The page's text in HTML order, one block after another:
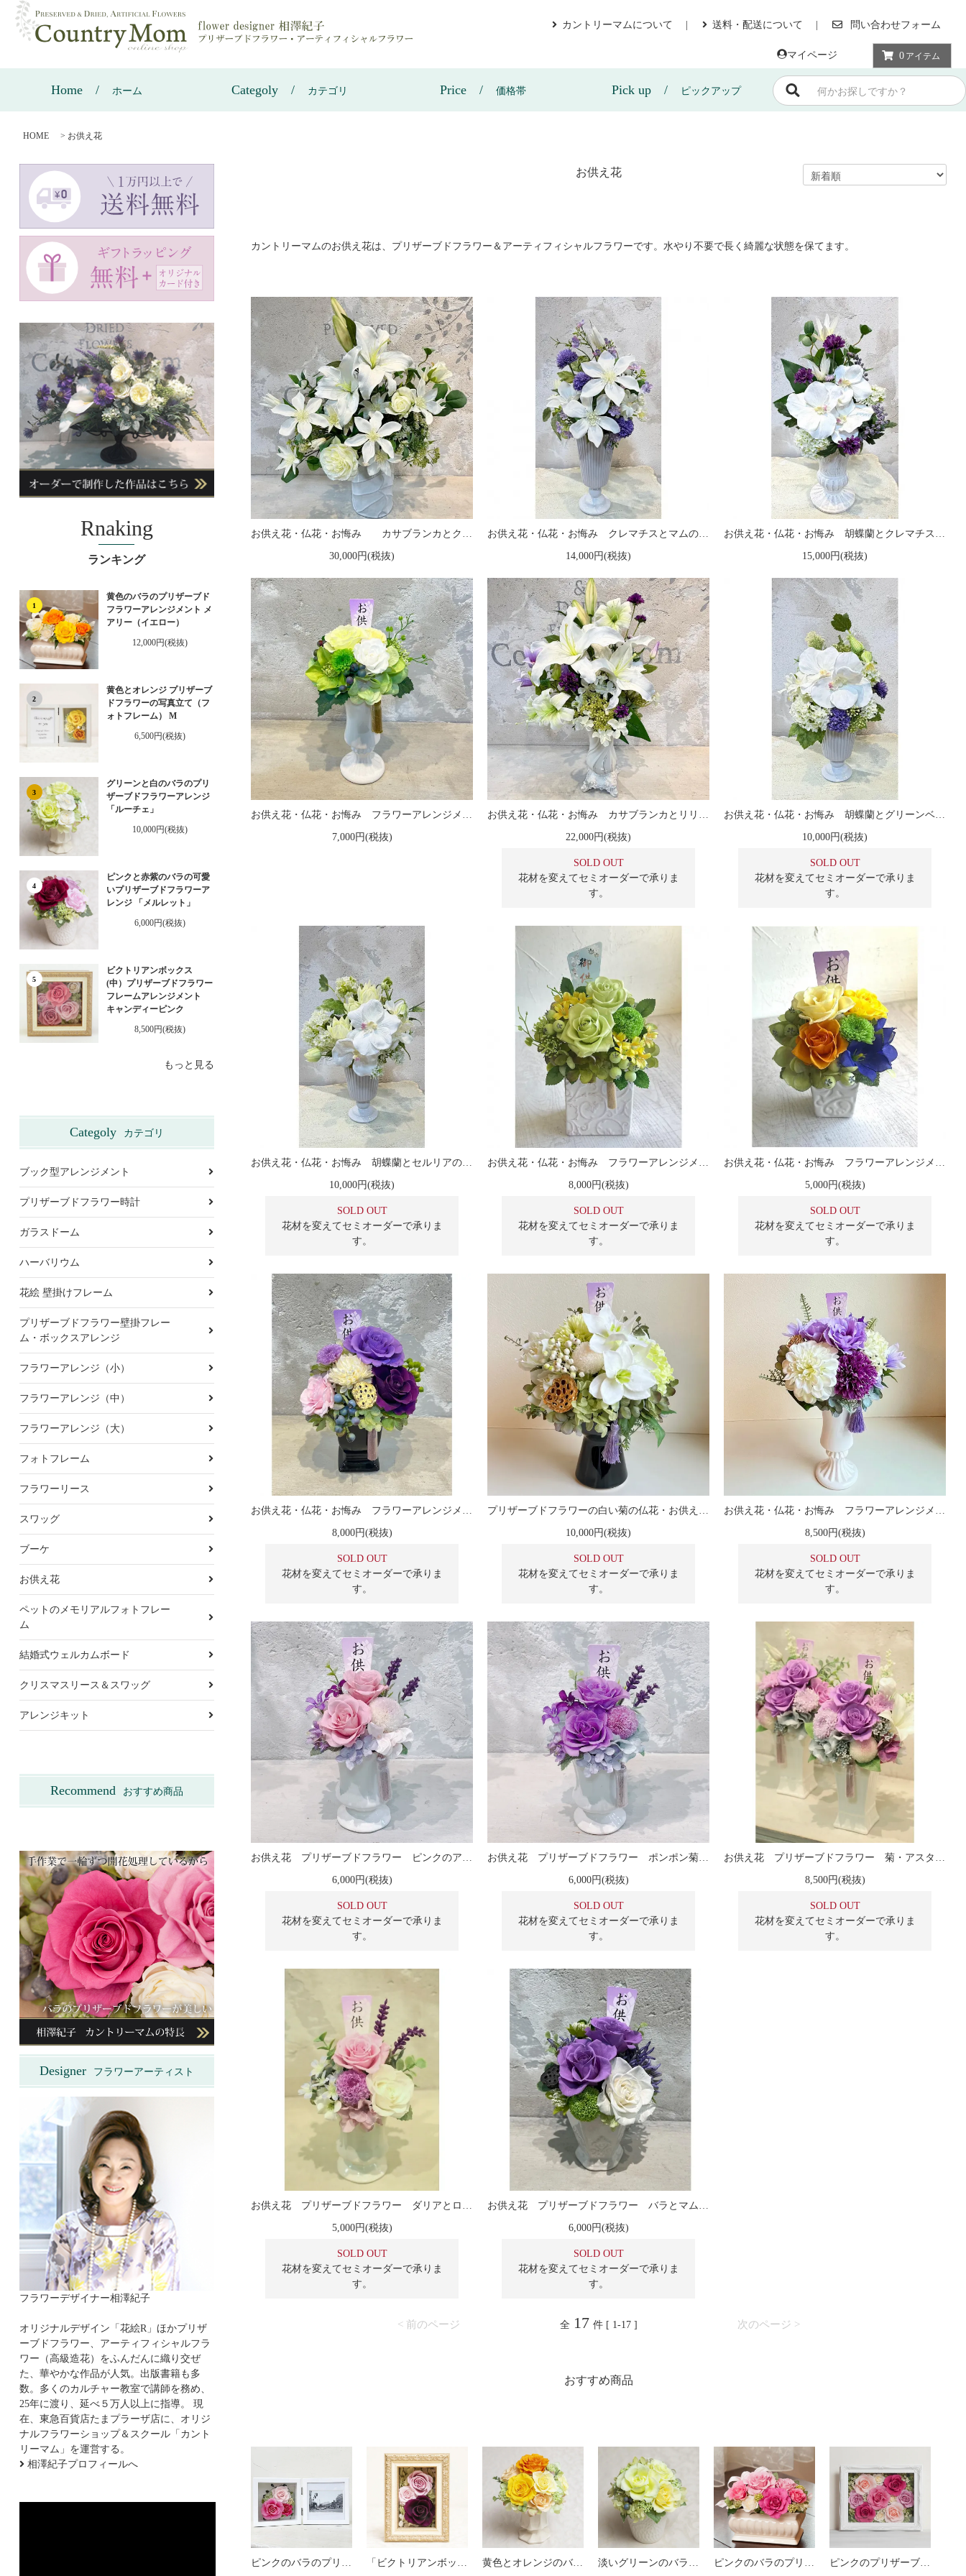
カントリーマムについて 送料・配送について 問い合わせフォーム
マイページ 0 アイテム
Home ホーム Categoly カテゴリ Price 価格帯 Pick up ピックアップ
HOME > お供え花
お供え花
カントリーマムのお供え花は、プリザーブドフラワー＆アーティフィシャルフラワーです。水やり不要で長く綺麗な状態を保てます。
30,000円(税抜) 14,000円(税抜) 15,000円(税抜)
7,000円(税抜) 22,000円(税抜)
SOLD OUT
花材を変えてセミオーダーで承りま
す。
10,000円(税抜)
SOLD OUT
花材を変えてセミオーダーで承りま
す。
10,000円(税抜)
SOLD OUT
花材を変えてセミオーダーで承りま
す。
8,000円(税抜)
SOLD OUT
花材を変えてセミオーダーで承りま
す。
5,000円(税抜)
SOLD OUT
花材を変えてセミオーダーで承りま
す。
8,000円(税抜)
SOLD OUT
花材を変えてセミオーダーで承りま
す。
10,000円(税抜)
SOLD OUT
花材を変えてセミオーダーで承りま
す。
8,500円(税抜)
SOLD OUT
花材を変えてセミオーダーで承りま
す。
お供え花 プリザーブドフラワー ピンクのアレンジメント
6,000円(税抜)
SOLD OUT
花材を変えてセミオーダーで承りま
す。
お供え花 プリザーブドフラワー ポンポン菊とローズのアレンジメント
6,000円(税抜)
SOLD OUT
花材を変えてセミオーダーで承りま
す。
お供え花 プリザーブドフラワー 菊・アスター・バラのアレンジメント
8,500円(税抜)
SOLD OUT
花材を変えてセミオーダーで承りま
す。
お供え花 プリザーブドフラワー ダリアとローズのアレンジメント
5,000円(税抜)
SOLD OUT
花材を変えてセミオーダーで承りま
す。
お供え花 プリザーブドフラワー バラとマムのアレンジメント
6,000円(税抜)
SOLD OUT
花材を変えてセミオーダーで承りま
す。
< 前のページ 次のページ >
全 17 件 [ 1-17 ]
おすすめ商品
ピンクのバラのプリザーブドフラワーの写真立て（フォトフレーム） L（ピンク） ※ギフトタイプ2 「ビクトリアンボックス」（小）プリザーブドフラワー フレームアレンジメント ピンク 黄色とオレンジのバラのプリザーブドフラワーアレンジ 「ルーチェ」 淡いグリーンのバラの可愛いプリザーブドフラワーアレンジ 「メルレット」 ピンクのバラのプリザーブドフラワーアレンジメント メアリー（ピンク） ピンクのプリザーブドフラワー 壁掛け豪華なボックスフレームアレンジメント ヨーロピアン （ピンク） ※ギフトタイプ2
Rnaking
ランキング
1
黄色のバラのプリザーブド
フラワーアレンジメント メ
アリー（イエロー）
12,000円(税抜)
2
黄色とオレンジ プリザーブ
ドフラワーの写真立て（フ
ォトフレーム） M
6,500円(税抜)
3
グリーンと白のバラのプリ
ザーブドフラワーアレンジ
「ルーチェ」
10,000円(税抜)
4
ピンクと赤紫のバラの可愛
いプリザーブドフラワーア
レンジ 「メルレット」
6,000円(税抜)
5
ビクトリアンボックス
(中）プリザーブドフラワー
フレームアレンジメント
キャンディーピンク
8,500円(税抜)
もっと見る
Categoly カテゴリ
ブック型アレンジメント
プリザーブドフラワー時計
ガラスドーム
ハーバリウム
花絵 壁掛けフレーム
プリザーブドフラワー壁掛フレー
ム・ボックスアレンジ
フラワーアレンジ（小）
フラワーアレンジ（中）
フラワーアレンジ（大）
フォトフレーム
フラワーリース
スワッグ
ブーケ
お供え花
ペットのメモリアルフォトフレー
ム
結婚式ウェルカムボード
クリスマスリース＆スワッグ
アレンジキット
Recommend おすすめ商品
Designer フラワーアーティスト
フラワーデザイナー相澤紀子
オリジナルデザイン「花絵R」ほかプリザ
ーブドフラワー、アーティフィシャルフラ
ワー（高級造花）をふんだんに織り交ぜ
た、華やかな作品が人気。出版書籍も多
数。多くのカルチャー教室で講師を務め、
25年に渡り、延べ５万人以上に指導。 現
在、東急百貨店たまプラーザ店に、オリジ
ナルフラワーショップ＆スクール「カント
リーマム」を運営する。
相澤紀子プロフィールへ